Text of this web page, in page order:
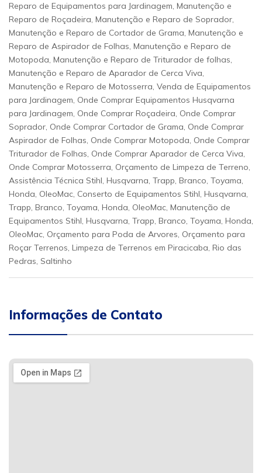
Reparo de Equipamentos para Jardinagem, Manutenção e
Reparo de Roçadeira, Manutenção e Reparo de Soprador,
Manutenção e Reparo de Cortador de Grama, Manutenção e
Reparo de Aspirador de Folhas, Manutenção e Reparo de
Motopoda, Manutenção e Reparo de Triturador de folhas,
Manutenção e Reparo de Aparador de Cerca Viva,
Manutenção e Reparo de Motosserra, Venda de Equipamentos
para Jardinagem, Onde Comprar Equipamentos Husqvarna
para Jardinagem, Onde Comprar Roçadeira, Onde Comprar
Soprador, Onde Comprar Cortador de Grama, Onde Comprar
Aspirador de Folhas, Onde Comprar Motopoda, Onde Comprar
Triturador de Folhas, Onde Comprar Aparador de Cerca Viva,
Onde Comprar Motosserra, Orçamento de Limpeza de Terreno,
Assistência Técnica Stihl, Husqvarna, Trapp, Branco, Toyama,
Honda, OleoMac, Conserto de Equipamentos Stihl, Husqvarna,
Trapp, Branco, Toyama, Honda, OleoMac, Manutenção de
Equipamentos Stihl, Husqvarna, Trapp, Branco, Toyama, Honda,
OleoMac, Orçamento para Poda de Arvores, Orçamento para
Roçar Terrenos, Limpeza de Terrenos em Piracicaba, Rio das
Pedras, Saltinho
Informações de Contato